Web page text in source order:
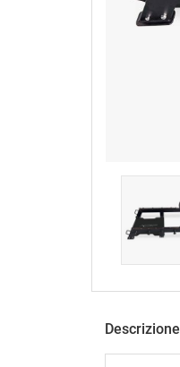
Descrizione